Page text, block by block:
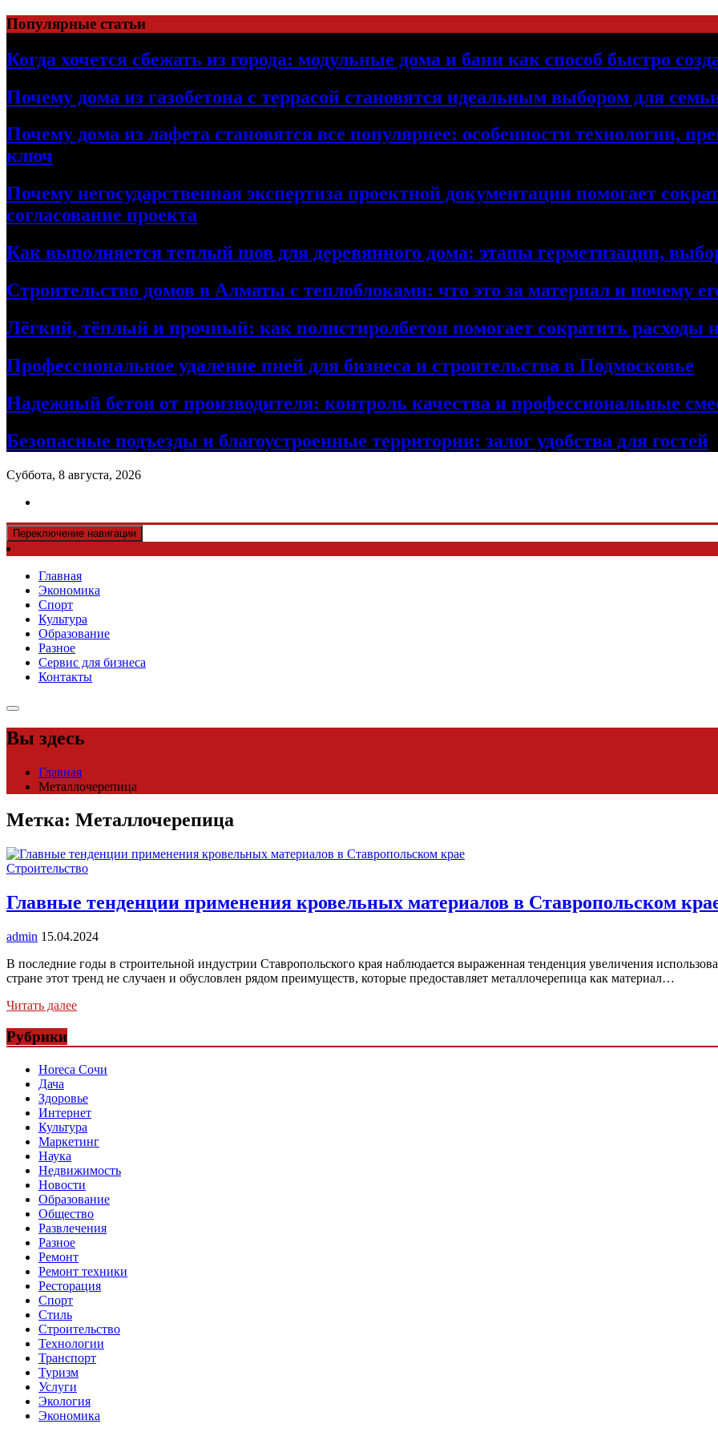
Перейти
к
содержимому
Популярные статьи
Когда хочется сбежать из города: модульные дома и бани как способ быстро
Почему дома из газобетона с террасой становятся идеальным выбором для
Почему дома из лафета становятся все популярнее: особенности технологии,
ключ
Почему негосударственная экспертиза проектной документации помогает
согласование проекта
Как выполняется теплый шов для деревянного дома: этапы герметизации,
Строительство домов в Алматы с теплоблоками: что это за материал и почему
Лёгкий, тёплый и прочный: как полистиролбетон помогает сократить расходы
Профессиональное удаление пней для бизнеса и строительства в Подмосковье
Надежный бетон от производителя: контроль качества и профессиональные
Безопасные подъезды и благоустроенные территории: залог удобства для гостей
Суббота, 8 августа, 2026
Переключение навигации
Главная
Экономика
Спорт
Культура
Образование
Разное
Сервис для бизнеса
Контакты
Вы здесь
Главная
Металлочерепица
Метка: Металлочерепица
Строительство
Главные тенденции применения кровельных материалов в Ставропольском
admin 15.04.2024
В последние годы в строительной индустрии Ставропольского края наблюдается выраженная тенденция увеличения
стране этот тренд не случаен и обусловлен рядом преимуществ, которые предоставляет металлочерепица как материал…
Читать далее
Рубрики
Horeca Сочи
Дача
Здоровье
Интернет
Культура
Маркетинг
Наука
Недвижимость
Новости
Образование
Общество
Развлечения
Разное
Ремонт
Ремонт техники
Ресторация
Спорт
Стиль
Строительство
Технологии
Транспорт
Туризм
Услуги
Экология
Экономика